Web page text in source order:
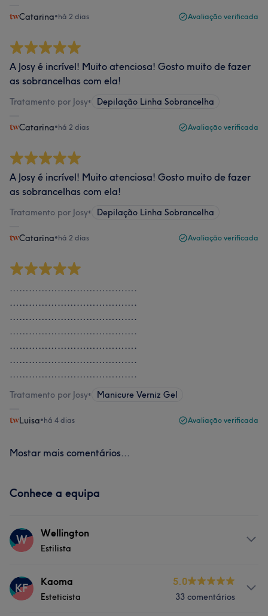
Catarina•há 2 dias Avaliação verificada
A Josy é incrível! Muito atenciosa! Gosto muito de fazer
as sobrancelhas com ela!
Tratamento por Josy• Depilação Linha Sobrancelha
Catarina•há 2 dias Avaliação verificada
A Josy é incrível! Muito atenciosa! Gosto muito de fazer
as sobrancelhas com ela!
Tratamento por Josy• Depilação Linha Sobrancelha
Catarina•há 2 dias Avaliação verificada
………………………………….
………………………………….
………………………………….
………………………………….
………………………………….
………………………………….
………………………………….
Tratamento por Josy• Manicure Verniz Gel
Luisa•há 4 dias Avaliação verificada
Mostar mais comentários...
Conhece a equipa
W Wellington
Estilista
Serviços
KF Kaoma
Esteticista
5.0
33 comentários